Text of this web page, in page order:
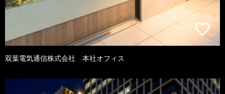
双葉電気通信株式会社 本社オフィス